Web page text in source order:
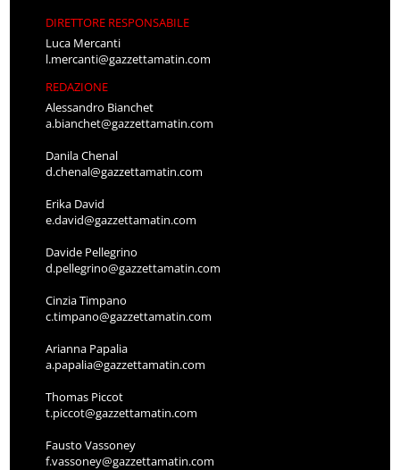
DIRETTORE RESPONSABILE
Luca Mercanti
l.mercanti@gazzettamatin.com
REDAZIONE
Alessandro Bianchet
a.bianchet@gazzettamatin.com
Danila Chenal
d.chenal@gazzettamatin.com
Erika David
e.david@gazzettamatin.com
Davide Pellegrino
d.pellegrino@gazzettamatin.com
Cinzia Timpano
c.timpano@gazzettamatin.com
Arianna Papalia
a.papalia@gazzettamatin.com
Thomas Piccot
t.piccot@gazzettamatin.com
Fausto Vassoney
f.vassoney@gazzettamatin.com